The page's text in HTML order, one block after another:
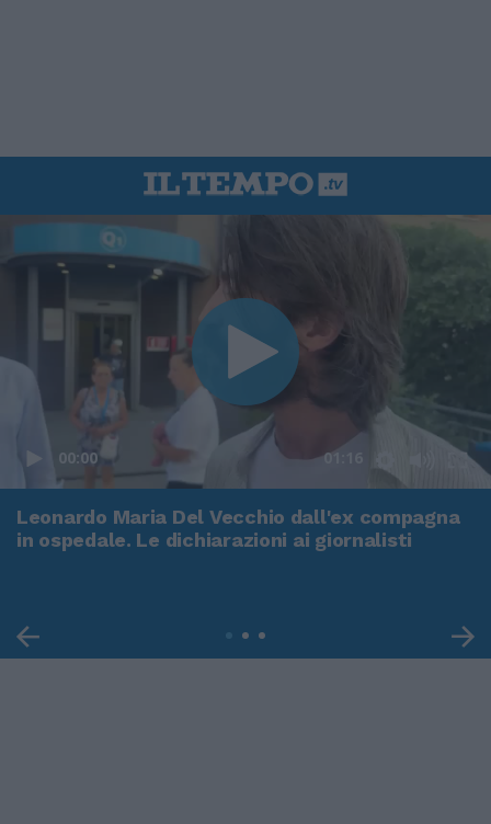
00:00 01:16
Leonardo Maria Del Vecchio dall'ex compagna
in ospedale. Le dichiarazioni ai giornalisti